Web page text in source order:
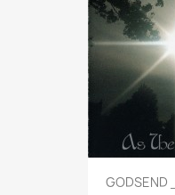
GODSEND